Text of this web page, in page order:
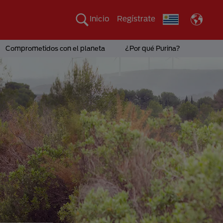
Inicio Regístrate
Comprometidos con el planeta ¿Por qué Purina?